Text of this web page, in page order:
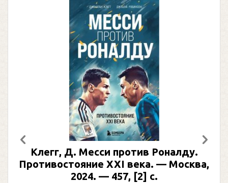
Клегг, Д. Месси против Роналду.
Противостояние XXI века. — Москва,
2024. — 457, [2] с.
Предыдущий